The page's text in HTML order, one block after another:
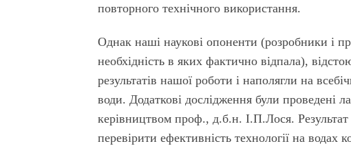
повторного технічного використання.
Однак наші наукові опоненти (розробники і
необхідність в яких фактично відпала),
результатів нашої роботи і наполягли на
води. Додаткові дослідження були проведені
керівництвом проф., д.б.н. І.П.Лося.
перевірити ефективність технології на водах